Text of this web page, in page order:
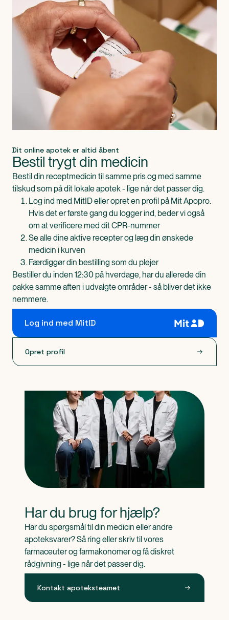
Dit online apotek er altid åbent
Bestil trygt din medicin
Bestil din receptmedicin til samme pris og med samme
tilskud som på dit lokale apotek - lige når det passer dig.
Log ind med MitID eller opret en profil på Mit Apopro.
Hvis det er første gang du logger ind, beder vi også
om at verificere med dit CPR-nummer
Se alle dine aktive recepter og læg din ønskede
medicin i kurven
Færdiggør din bestilling som du plejer
Bestiller du inden 12:30 på hverdage, har du allerede din
pakke samme aften i udvalgte områder - så bliver det ikke
nemmere.
Log ind med MitID
Opret profil
Har du brug for hjælp?
Har du spørgsmål til din medicin eller andre
apoteksvarer? Så ring eller skriv til vores
farmaceuter og farmakonomer og få diskret
rådgivning - lige når det passer dig.
Kontakt apoteksteamet